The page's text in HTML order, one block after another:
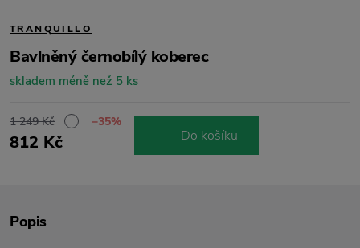
TRANQUILLO
Bavlněný černobílý koberec
skladem méně než 5 ks
1 249 Kč −35%
812 Kč Do košíku
Popis